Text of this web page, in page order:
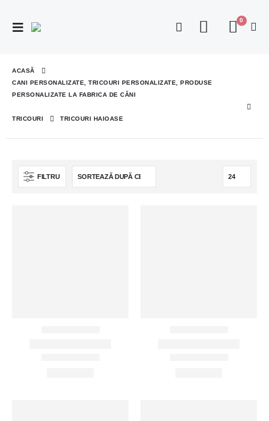
0
ACASĂ
CANI PERSONALIZATE, TRICOURI PERSONALIZATE, PRODUSE
PERSONALIZATE LA FABRICA DE CĂNI
TRICOURI TRICOURI HAIOASE
FILTRU